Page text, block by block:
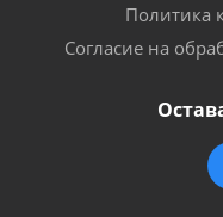
Политика
Согласие на